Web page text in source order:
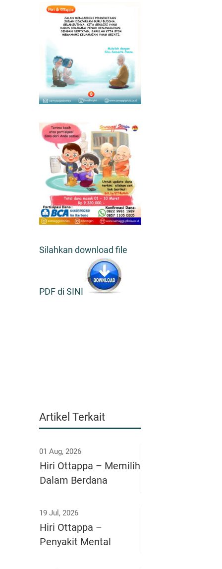
Silahkan download file
PDF di SINI
Artikel Terkait
01 Aug, 2026
Hiri Ottappa – Memilih
Dalam Berdana
19 Jul, 2026
Hiri Ottappa –
Penyakit Mental